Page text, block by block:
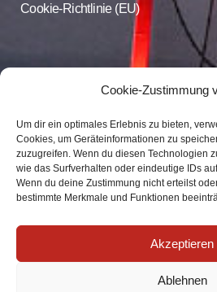
Cookie-Zustimmung
Um dir ein optimales Erlebnis zu bieten,
Cookies, um Geräteinformationen zu
zuzugreifen. Wenn du diesen Technologien
wie das Surfverhalten oder eindeutige IDs
Wenn du deine Zustimmung nicht erteilst
bestimmte Merkmale und Funktionen
Akzeptieren
Ablehnen
Cookie-Richtlinie (EU)
CDU Online
Folgen Sie der CDU Emmerich auf
CDU Emmerich
CDU Emmerich